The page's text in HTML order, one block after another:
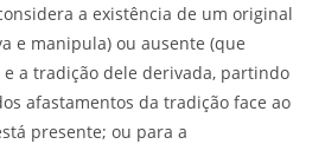
a existência de um original
e manipula) ou ausente (que
a tradição dele derivada, partindo
afastamentos da tradição face ao
presente; ou para a